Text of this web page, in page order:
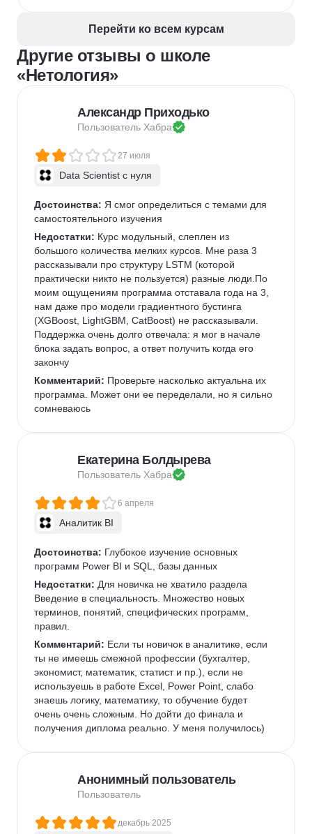
Перейти ко всем курсам
Другие отзывы о школе
«Нетология»
Александр Приходько
Пользователь Хабра
27 июля
Data Scientist с нуля
Достоинства: Я смог определиться с темами для
самостоятельного изучения
Недостатки: Курс модульный, слеплен из
большого количества мелких курсов. Мне раза 3
рассказывали про структуру LSTM (которой
практически никто не пользуется) разные люди.По
моим ощущениям программа отставала года на 3,
нам даже про модели градиентного бустинга
(XGBoost, LightGBM, CatBoost) не рассказывали.
Поддержка очень долго отвечала: я мог в начале
блока задать вопрос, а ответ получить когда его
закончу
Комментарий: Проверьте насколько актуальна их
программа. Может они ее переделали, но я сильно
сомневаюсь
Екатерина Болдырева
Пользователь Хабра
6 апреля
Аналитик BI
Достоинства: Глубокое изучение основных
программ Power BI и SQL, базы данных
Недостатки: Для новичка не хватило раздела
Введение в специальность. Множество новых
терминов, понятий, специфических программ,
правил.
Комментарий: Если ты новичок в аналитике, если
ты не имеешь смежной профессии (бухгалтер,
экономист, математик, статист и пр.), если не
используешь в работе Excel, Power Point, слабо
знаешь логику, математику, то обучение будет
очень очень сложным. Но дойти до финала и
получения диплома реально. У меня получилось)
Анонимный пользователь
Пользователь
декабрь 2025